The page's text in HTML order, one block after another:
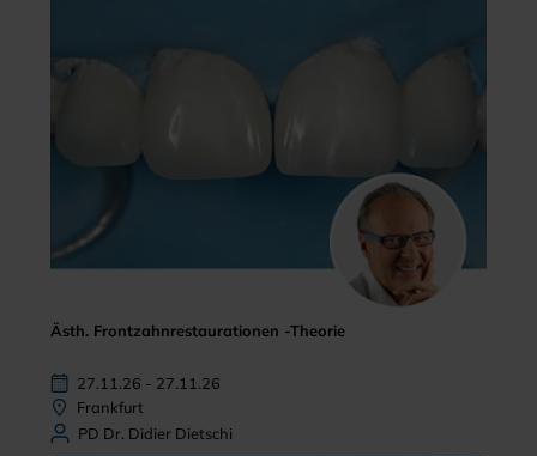
Ästh. Frontzahnrestaurationen -Theorie
27.11.26 - 27.11.26
Frankfurt
PD Dr. Didier Dietschi